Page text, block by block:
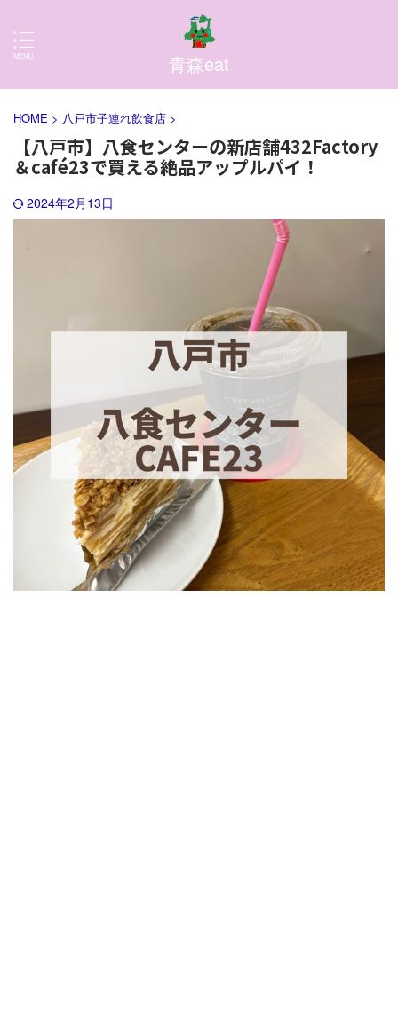
青森eat
HOME > 八戸市子連れ飲食店 >
【八戸市】八食センターの新店舗432Factory
＆café23で買える絶品アップルパイ！
2024年2月13日